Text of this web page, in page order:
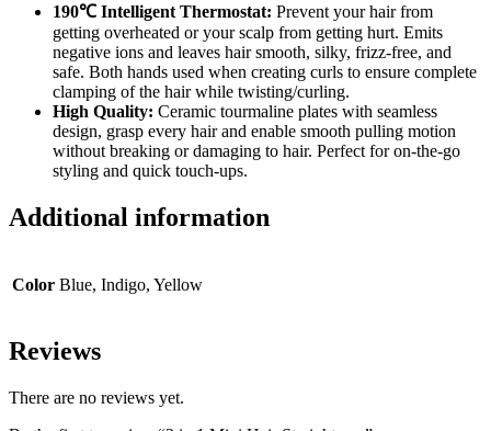
190℃ Intelligent Thermostat: Prevent your hair from
getting overheated or your scalp from getting hurt. Emits
negative ions and leaves hair smooth, silky, frizz-free, and
safe. Both hands used when creating curls to ensure complete
clamping of the hair while twisting/curling.
High Quality: Ceramic tourmaline plates with seamless
design, grasp every hair and enable smooth pulling motion
without breaking or damaging to hair. Perfect for on-the-go
styling and quick touch-ups.
Additional information
Color Blue, Indigo, Yellow
Reviews
There are no reviews yet.